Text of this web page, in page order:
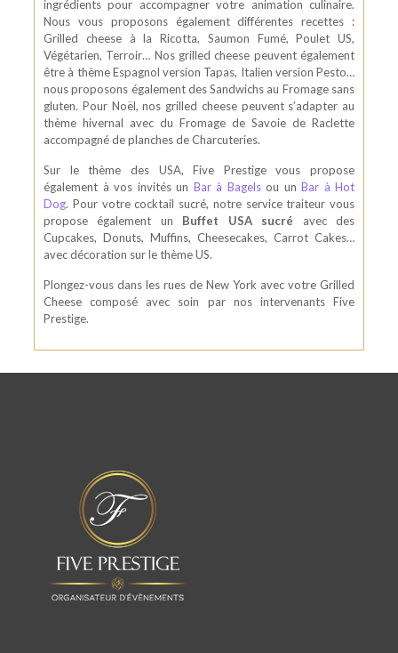
ingrédients pour accompagner votre animation culinaire.
Nous vous proposons également différentes recettes :
Grilled cheese à la Ricotta, Saumon Fumé, Poulet US,
Végétarien, Terroir… Nos grilled cheese peuvent également
être à thème Espagnol version Tapas, Italien version Pesto…
nous proposons également des Sandwichs au Fromage sans
gluten. Pour Noël, nos grilled cheese peuvent s’adapter au
thème hivernal avec du Fromage de Savoie de Raclette
accompagné de planches de Charcuteries.
Sur le thème des USA, Five Prestige vous propose
également à vos invités un Bar à Bagelsou un Bar à Hot
Dog. Pour votre cocktail sucré, notre service traiteur vous
propose également un Buffet USA sucré avec des
Cupcakes, Donuts, Muffins, Cheesecakes, Carrot Cakes…
avec décoration sur le thème US.
Plongez-vous dans les rues de New York avec votre Grilled
Cheese composé avec soin par nos intervenants Five
Prestige.